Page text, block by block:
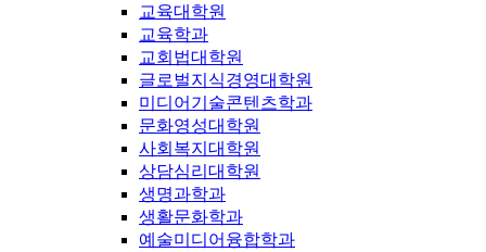
교육대학원
교육학과
교회법대학원
글로벌지식경영대학원
미디어기술콘텐츠학과
문화영성대학원
사회복지대학원
상담심리대학원
생명과학과
생활문화학과
예술미디어융합학과